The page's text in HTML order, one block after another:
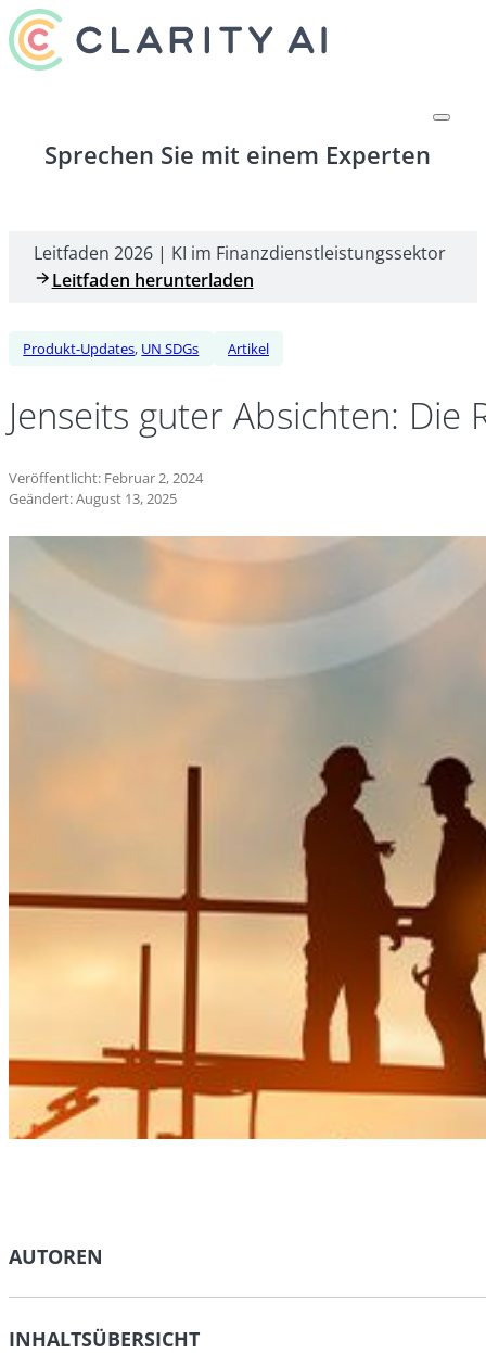
Sprechen Sie mit einem Experten
Leitfaden 2026 | KI im Finanzdienstleistungssektor
Leitfaden herunterladen
Produkt-Updates, UN SDGs Artikel
Jenseits guter Absichten: Die
Veröffentlicht: Februar 2, 2024
Geändert: August 13, 2025
AUTOREN
INHALTSÜBERSICHT